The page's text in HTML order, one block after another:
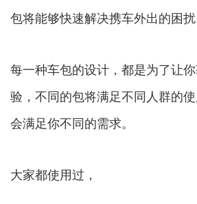
包将能够快速解决携车外出的困扰
每一种车包的设计，都是为了让
验，不同的包将满足不同人群的
会满足你不同的需求。
大家都使用过，